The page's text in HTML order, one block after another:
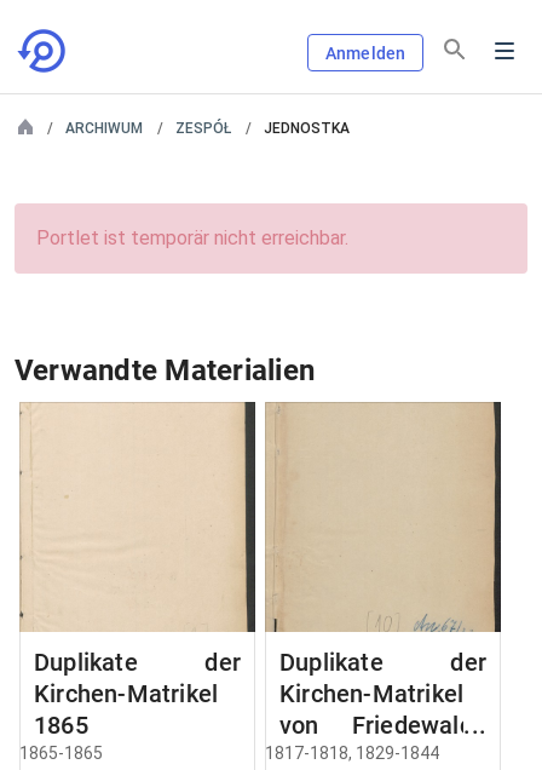
Anmelden
ARCHIWUM ZESPÓŁ JEDNOSTKA
Portlet ist temporär nicht erreichbar.
Verwandte Materialien
Duplikate der
Kirchen-Matrikel
1865
1865-1865
Duplikate der
Kirchen-Matrikel
von Friedewalde
1817-1844
1817-1818, 1829-1844